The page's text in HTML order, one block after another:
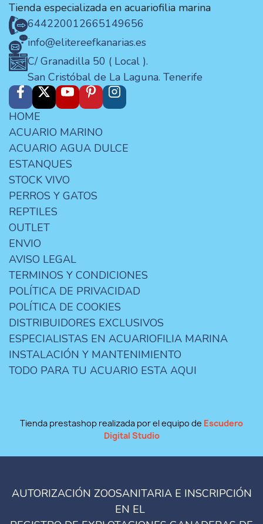
Tienda especializada en acuariofilia marina
644220012665149656
info@elitereefkanarias.es
C/ Granadilla 50 ( Local ).
San Cristóbal de La Laguna. Tenerife
HOME
ACUARIO MARINO
ACUARIO AGUA DULCE
ESTANQUES
STOCK VIVO
PERROS Y GATOS
REPTILES
OUTLET
ENVIO
AVISO LEGAL
TERMINOS Y CONDICIONES
POLÍTICA DE PRIVACIDAD
POLÍTICA DE COOKIES
DISTRIBUIDORES EXCLUSIVOS
ESPECIALISTAS EN ACUARIOFILIA MARINA
INSTALACIÓN Y MANTENIMIENTO
TODO PARA TU ACUARIO ESTA AQUI
Tienda prestashop realizada por el equipo de Escudero
Digital Studio
AUTORIZACIÓN ZOOSANITARIA E INSCRIPCIÓN
EN EL